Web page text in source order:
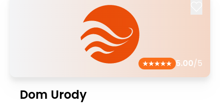
5.00/5
Dom Urody